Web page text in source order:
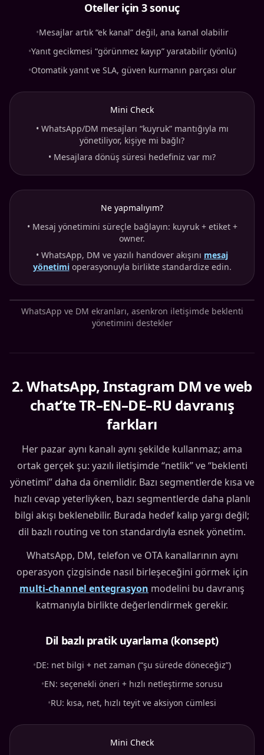
Oteller için 3 sonuç
•Mesajlar artık “ek kanal” değil, ana kanal olabilir
•Yanıt gecikmesi “görünmez kayıp” yaratabilir (yönlü)
•Otomatik yanıt ve SLA, güven kurmanın parçası olur
Mini Check
• WhatsApp/DM mesajları “kuyruk” mantığıyla mı
yönetiliyor, kişiye mi bağlı?
• Mesajlara dönüş süresi hedefiniz var mı?
Ne yapmalıyım?
• Mesaj yönetimini süreçle bağlayın: kuyruk + etiket +
owner.
• WhatsApp, DM ve yazılı handover akışını mesaj
yönetimioperasyonuyla birlikte standardize edin.
WhatsApp ve DM ekranları, asenkron iletişimde beklenti
yönetimini destekler
2.WhatsApp, Instagram DM ve web
chat’te TR–EN–DE–RU davranış
farkları
Her pazar aynı kanalı aynı şekilde kullanmaz; ama
ortak gerçek şu: yazılı iletişimde “netlik” ve “beklenti
yönetimi” daha da önemlidir. Bazı segmentlerde kısa ve
hızlı cevap yeterliyken, bazı segmentlerde daha planlı
bilgi akışı beklenebilir. Burada hedef kalıp yargı değil;
dil bazlı routing ve ton standardıyla esnek yönetim.
WhatsApp, DM, telefon ve OTA kanallarının aynı
operasyon çizgisinde nasıl birleşeceğini görmek için
multi-channel entegrasyon modelini bu davranış
katmanıyla birlikte değerlendirmek gerekir.
Dil bazlı pratik uyarlama (konsept)
•DE: net bilgi + net zaman (“şu sürede döneceğiz”)
•EN: seçenekli öneri + hızlı netleştirme sorusu
•RU: kısa, net, hızlı teyit ve aksiyon cümlesi
Mini Check